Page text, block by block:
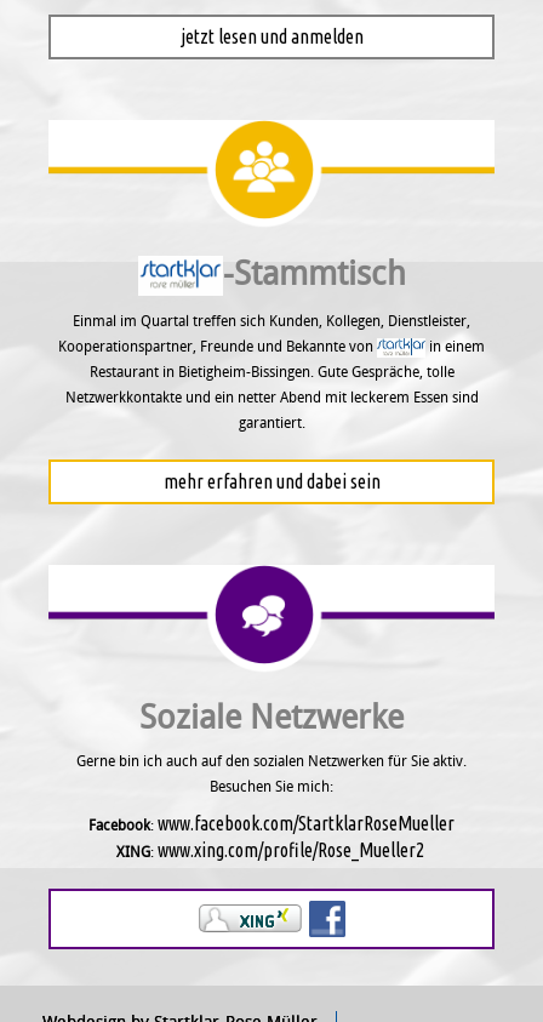
jetzt lesen und anmelden
-Stammtisch
Einmal im Quartal treffen sich Kunden, Kollegen, Dienstleister,
Kooperationspartner, Freunde und Bekannte von
in einem
Restaurant in Bietigheim-Bissingen. Gute Gespräche, tolle
Netzwerkkontakte und ein netter Abend mit leckerem Essen sind
garantiert.
mehr erfahren und dabei sein
Soziale Netzwerke
Gerne bin ich auch auf den sozialen Netzwerken für Sie aktiv.
Besuchen Sie mich:
Facebook: www.facebook.com/StartklarRoseMueller
XING: www.xing.com/profile/Rose_Mueller2